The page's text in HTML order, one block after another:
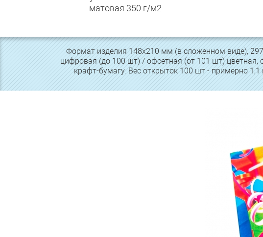
матовая 350 г/м2
Формат изделия 148х210 мм (в сложенном виде),
цифровая (до 100 шт) / офсетная (от 101 шт) цветная,
крафт-бумагу. Вес открыток 100 шт - примерно